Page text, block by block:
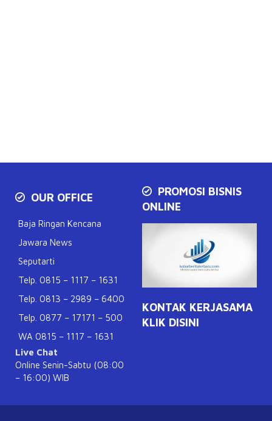
OUR OFFICE
Baja Ringan Kencana
Jawara News
Seputarti
Telp. 0815 – 1117 – 1631
Telp. 0813 – 2989 – 6400
Telp. 0877 – 17171 – 500
WA 0815 – 1117 – 1631
Live Chat
Online Senin-Sabtu (08:00
– 16:00) WIB
PROMOSI BISNIS
ONLINE
KONTAK KERJASAMA
KLIK DISINI